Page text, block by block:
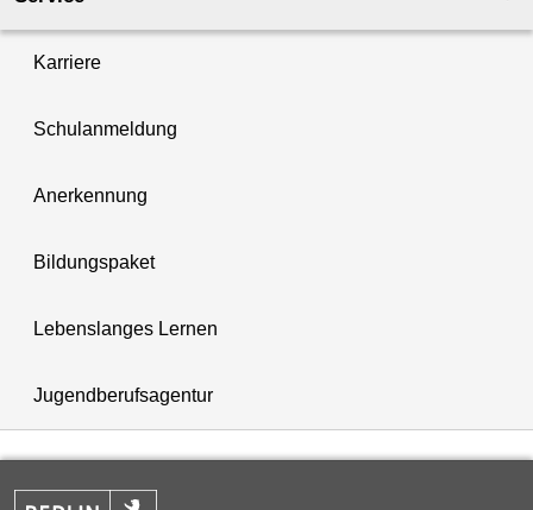
Karriere
Schulanmeldung
Anerkennung
Bildungspaket
Lebenslanges Lernen
Jugendberufsagentur